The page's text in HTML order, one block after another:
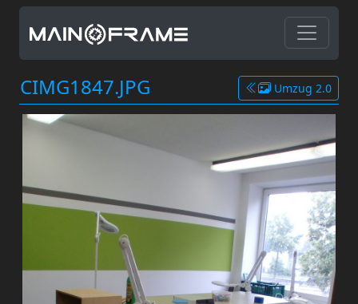
CIMG1847.JPG Umzug 2.0